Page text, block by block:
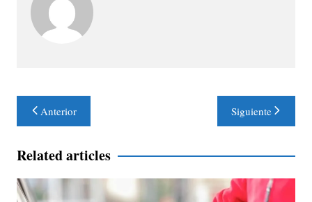
Navegación
de
entradas
Anterior Siguiente
Related articles